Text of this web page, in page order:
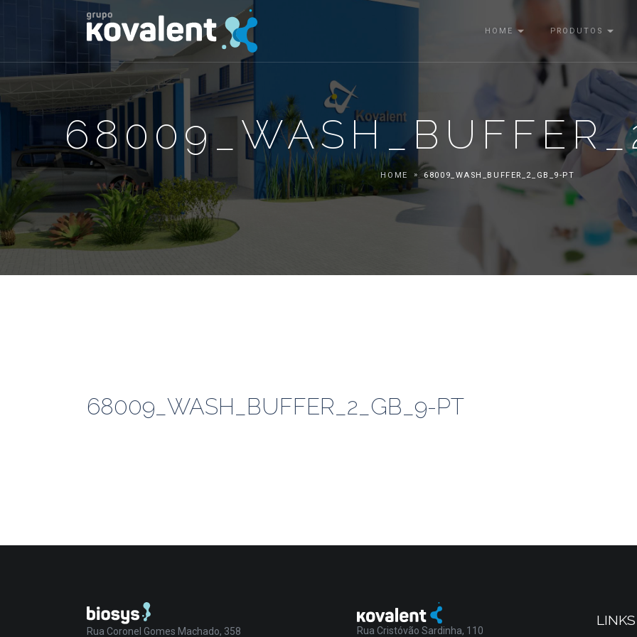
HOME PRODUTOS
HOME 68009_WASH_BUFFER_2_GB_9-PT
68009_WASH_BUFFER_2_GB_9-PT
Rua Coronel Gomes Machado, 358 Rua Cristóvão Sardinha, 110